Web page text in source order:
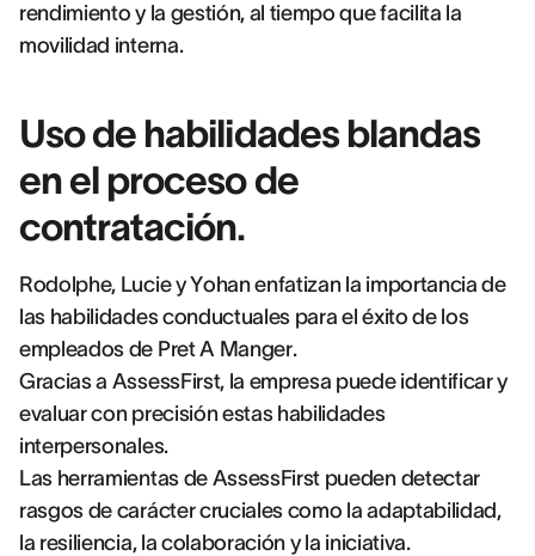
rendimiento y la gestión, al tiempo que facilita la
movilidad interna.
Uso de habilidades blandas
en el proceso de
contratación.
Rodolphe, Lucie y Yohan enfatizan la importancia de
las habilidades conductuales para el éxito de los
empleados de Pret A Manger.
Gracias a AssessFirst, la empresa puede identificar y
evaluar con precisión estas habilidades
interpersonales.
Las herramientas de AssessFirst pueden detectar
rasgos de carácter cruciales como la adaptabilidad,
la resiliencia, la colaboración y la iniciativa.